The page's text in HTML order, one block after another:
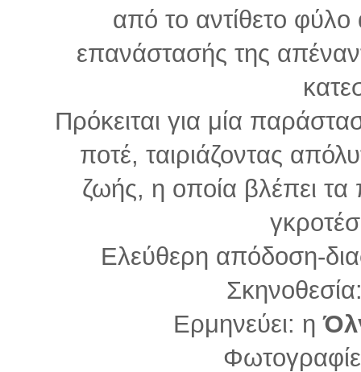
από το αντίθετο
επανάστασής της
Πρόκειται για μία
ποτέ, ταιριάζοντας
ζωής, η οποία βλέπει
Ελεύθερη απόδοση-
Ερμηνεύει: η